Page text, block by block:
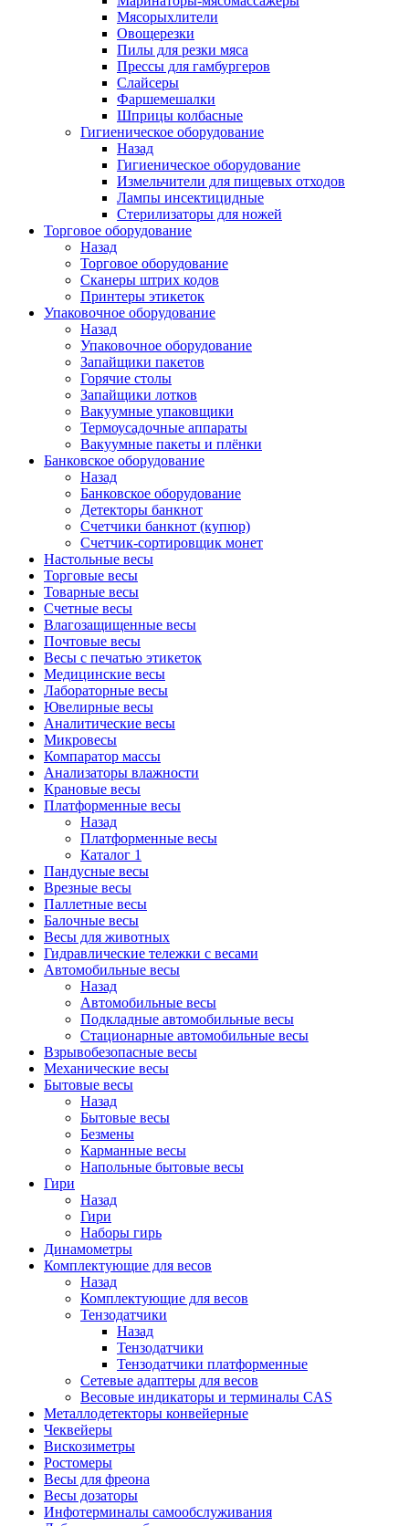
Мясорыхлители
Овощерезки
Пилы для резки мяса
Прессы для гамбургеров
Слайсеры
Фаршемешалки
Шприцы колбасные
Гигиеническое оборудование
Назад
Гигиеническое оборудование
Измельчители для пищевых отходов
Лампы инсектицидные
Стерилизаторы для ножей
Торговое оборудование
Назад
Торговое оборудование
Сканеры штрих кодов
Принтеры этикеток
Упаковочное оборудование
Назад
Упаковочное оборудование
Запайщики пакетов
Горячие столы
Запайщики лотков
Вакуумные упаковщики
Термоусадочные аппараты
Вакуумные пакеты и плёнки
Банковское оборудование
Назад
Банковское оборудование
Детекторы банкнот
Cчетчики банкнот (купюр)
Счетчик-сортировщик монет
Настольные весы
Торговые весы
Товарные весы
Счетные весы
Влагозащищенные весы
Почтовые весы
Весы с печатью этикеток
Медицинские весы
Лабораторные весы
Ювелирные весы
Аналитические весы
Микровесы
Компаратор массы
Анализаторы влажности
Крановые весы
Платформенные весы
Назад
Платформенные весы
Каталог 1
Пандусные весы
Врезные весы
Паллетные весы
Балочные весы
Весы для животных
Гидравлические тележки с весами
Автомобильные весы
Назад
Автомобильные весы
Подкладные автомобильные весы
Стационарные автомобильные весы
Взрывобезопасные весы
Механические весы
Бытовые весы
Назад
Бытовые весы
Безмены
Карманные весы
Напольные бытовые весы
Гири
Назад
Гири
Наборы гирь
Динамометры
Комплектующие для весов
Назад
Комплектующие для весов
Тензодатчики
Назад
Тензодатчики
Тензодатчики платформенные
Сетевые адаптеры для весов
Весовые индикаторы и терминалы CAS
Металлодетекторы конвейерные
Чеквейеры
Вискозиметры
Ростомеры
Весы для фреона
Весы дозаторы
Инфотерминалы самообслуживания